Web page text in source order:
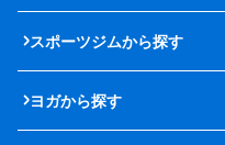
スポーツジムから探す
ヨガから探す